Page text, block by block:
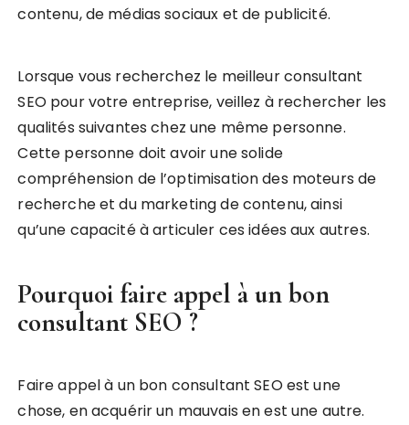
contenu, de médias sociaux et de publicité.
Lorsque vous recherchez le meilleur consultant
SEO pour votre entreprise, veillez à rechercher les
qualités suivantes chez une même personne.
Cette personne doit avoir une solide
compréhension de l’optimisation des moteurs de
recherche et du marketing de contenu, ainsi
qu’une capacité à articuler ces idées aux autres.
Pourquoi faire appel à un bon
consultant SEO ?
Faire appel à un bon consultant SEO est une
chose, en acquérir un mauvais en est une autre.